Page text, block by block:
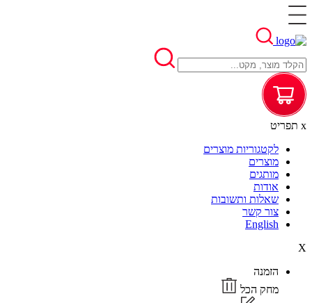
x תפריט
לקטגוריות מוצרים
מוצרים
מותגים
אודות
שאלות ותשובות
צור קשר
English
X
הזמנה
מחק הכל